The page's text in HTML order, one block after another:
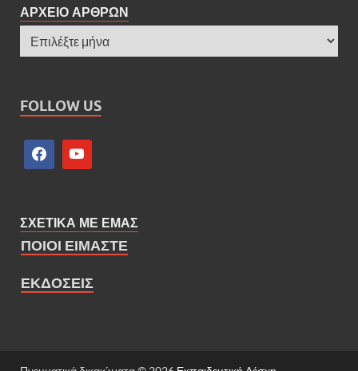
ΑΡΧΕΙΟ ΑΡΘΡΩΝ
FOLLOW US
ΣΧΕΤΙΚΑ ΜΕ ΕΜΑΣ
ΠΟΙΟΙ ΕΙΜΑΣΤΕ
ΕΚΔΟΣΕΙΣ